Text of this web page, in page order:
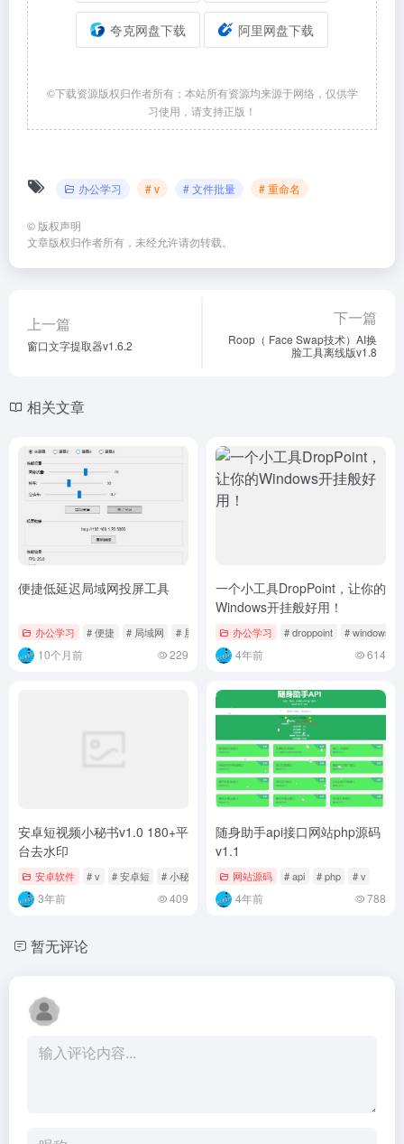
夸克网盘下载 阿里网盘下载
©下载资源版权归作者所有；本站所有资源均来源于网络，仅供学
习使用，请支持正版！
办公学习 # v # 文件批量 # 重命名
© 版权声明
文章版权归作者所有，未经允许请勿转载。
上一篇
窗口文字提取器v1.6.2
下一篇
Roop（ Face Swap技术）AI换
脸工具离线版v1.8
相关文章
便捷低延迟局域网投屏工具
办公学习 # 便捷 # 局域网 # 屏幕
10个月前 229
一个小工具DropPoint，让你的
Windows开挂般好用！
办公学习 # droppoint # windows
4年前 614
安卓短视频小秘书v1.0 180+平
台去水印
安卓软件 # v # 安卓短 # 小秘书
3年前 409
随身助手api接口网站php源码
v1.1
网站源码 # api # php # v
4年前 788
暂无评论